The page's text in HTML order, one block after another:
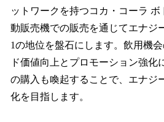
ットワークを持つコカ・コーラ
動販売機での販売を通じてエナジ
1の地位を盤石にします。飲用機
ド価値向上とプロモーション強化
の購入も喚起することで、エナジ
化を目指します。